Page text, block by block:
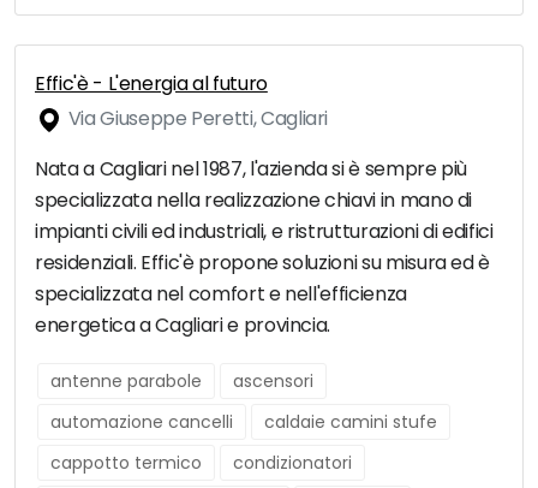
Effic'è - L'energia al futuro
Via Giuseppe Peretti, Cagliari
Nata a Cagliari nel 1987, l'azienda si è sempre più
specializzata nella realizzazione chiavi in mano di
impianti civili ed industriali, e ristrutturazioni di edifici
residenziali. Effic'è propone soluzioni su misura ed è
specializzata nel comfort e nell'efficienza
energetica a Cagliari e provincia.
antenne parabole
ascensori
automazione cancelli
caldaie camini stufe
cappotto termico
condizionatori